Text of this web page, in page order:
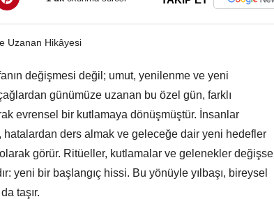
değişmesi değil; umut, yenilenme ve yeni
günümüze uzanan bu özel gün, farklı
evrensel bir kutlamaya dönüşmüştür. İnsanlar
hatalardan ders almak ve geleceğe dair yeni hedefler
görür. Ritüeller, kutlamalar ve gelenekler değişse
yeni bir başlangıç hissi. Bu yönüyle yılbaşı, bireysel
taşır.